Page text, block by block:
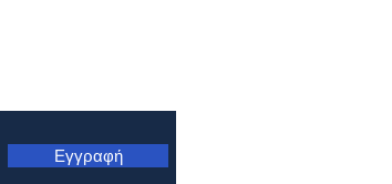
Μητρόπολη Ναυπάκτου και
Εγγραφή